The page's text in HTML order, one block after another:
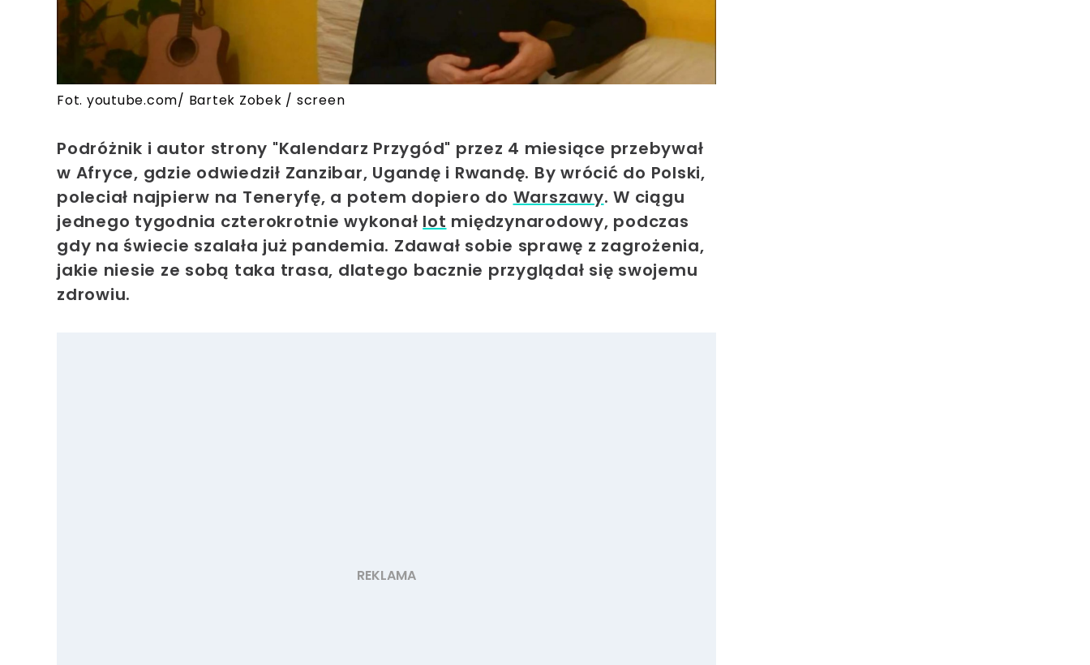
Fot. youtube.com/ Bartek Zobek / screen
Podróżnik i autor strony "Kalendarz Przygód" przez 4 miesiące przebywał
w Afryce, gdzie odwiedził Zanzibar, Ugandę i Rwandę. By wrócić do Polski,
poleciał najpierw na Teneryfę, a potem dopiero do Warszawy. W ciągu
jednego tygodnia czterokrotnie wykonał lot międzynarodowy, podczas
gdy na świecie szalała już pandemia. Zdawał sobie sprawę z zagrożenia,
jakie niesie ze sobą taka trasa, dlatego bacznie przyglądał się swojemu
zdrowiu.